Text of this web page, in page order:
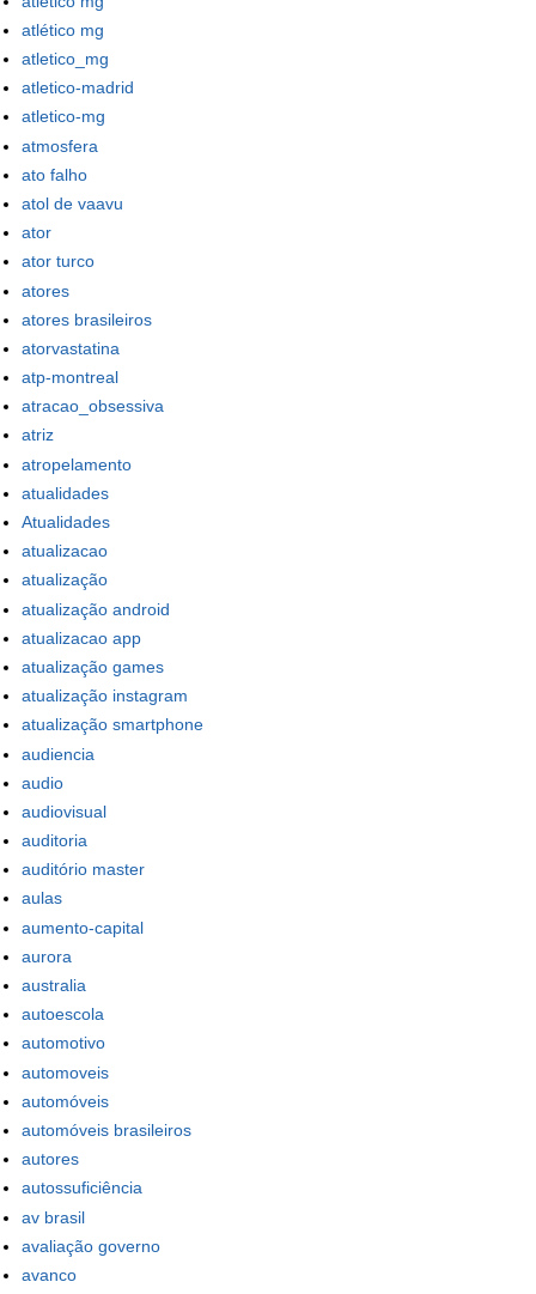
atlético mg
atletico_mg
atletico-madrid
atletico-mg
atmosfera
ato falho
atol de vaavu
ator
ator turco
atores
atores brasileiros
atorvastatina
atp-montreal
atracao_obsessiva
atriz
atropelamento
atualidades
Atualidades
atualizacao
atualização
atualização android
atualizacao app
atualização games
atualização instagram
atualização smartphone
audiencia
audio
audiovisual
auditoria
auditório master
aulas
aumento-capital
aurora
australia
autoescola
automotivo
automoveis
automóveis
automóveis brasileiros
autores
autossuficiência
av brasil
avaliação governo
avanco